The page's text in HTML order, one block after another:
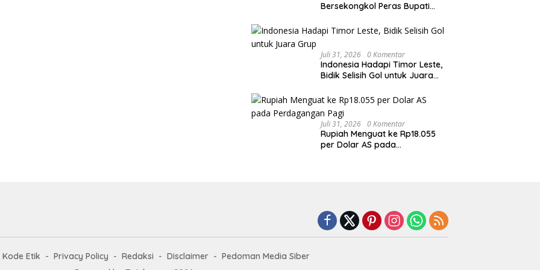
Bersekongkol Peras Bupati
Juli 31, 2026 0 Komentar
Indonesia Hadapi Timor Leste,
Bidik Selisih Gol untuk Juara
Juli 31, 2026 0 Komentar
Rupiah Menguat ke Rp18.055
per Dolar AS pada
Kode Etik Privacy Policy Redaksi Disclaimer
Pedoman Media Siber